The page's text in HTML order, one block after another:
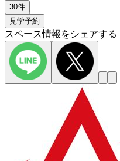
30件
見学予約
スペース情報をシェアする